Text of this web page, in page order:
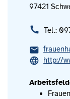
97421
Tel.:
http://